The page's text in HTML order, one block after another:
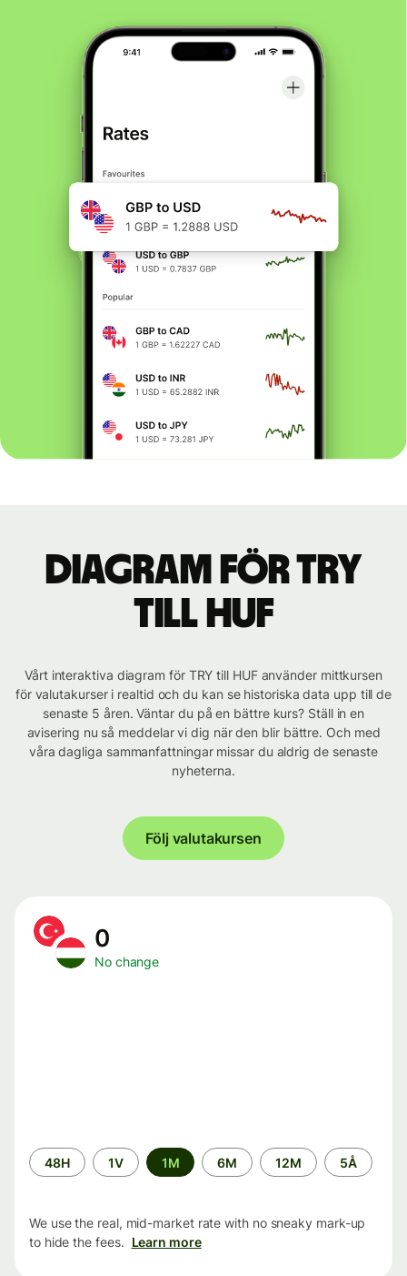
Diagram för TRY
till HUF
Vårt interaktiva diagram för TRY till HUF använder mittkursen
för valutakurser i realtid och du kan se historiska data upp till de
senaste 5 åren. Väntar du på en bättre kurs? Ställ in en
avisering nu så meddelar vi dig när den blir bättre. Och med
våra dagliga sammanfattningar missar du aldrig de senaste
nyheterna.
Följ valutakursen
0
No change
Time
period
48H 1V 1M 6M 12M 5Å
We use the real, mid-market rate with no sneaky mark-up
to hide the fees. Learn more